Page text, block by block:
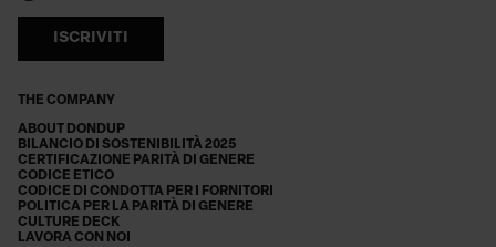
THE COMPANY
ABOUT DONDUP
BILANCIO DI SOSTENIBILITÀ 2025
CERTIFICAZIONE PARITÀ DI GENERE
CODICE ETICO
CODICE DI CONDOTTA PER I FORNITORI
POLITICA PER LA PARITÀ DI GENERE
CULTURE DECK
LAVORA CON NOI
ISCRIVITI